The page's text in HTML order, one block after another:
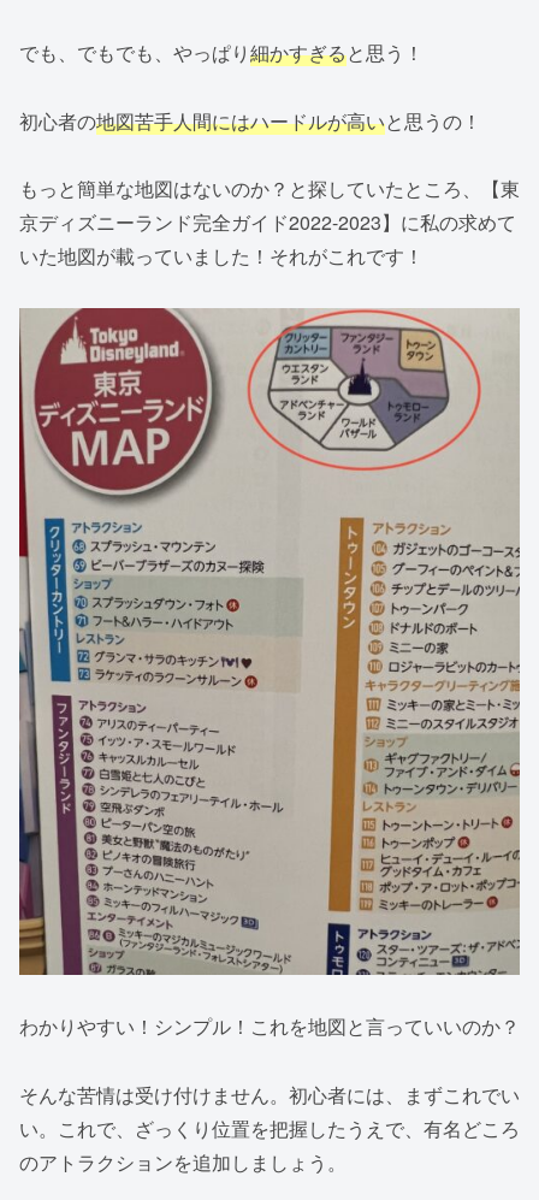
でも、でもでも、やっぱり細かすぎると思う！
初心者の地図苦手人間にはハードルが高いと思うの！
もっと簡単な地図はないのか？と探していたところ、【東
京ディズニーランド完全ガイド2022-2023】に私の求めて
いた地図が載っていました！それがこれです！
わかりやすい！シンプル！これを地図と言っていいのか？
そんな苦情は受け付けません。初心者には、まずこれでい
い。これで、ざっくり位置を把握したうえで、有名どころ
のアトラクションを追加しましょう。